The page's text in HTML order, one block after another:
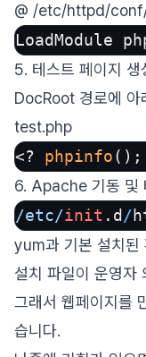
@ /etc/httpd/
LoadModule
5. 테스트 페이지 생
DocRoot 경로에
test.php
<? phpinfo();
6. Apache 기동 및
/etc/init .d /
yum과 기본 설치
설치 파일이 운영자
그래서 웹페이지를
습니다.